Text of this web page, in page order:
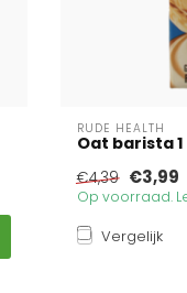
RUDE HEALTH
Oat barista
€4,39 €3,99
Op voorraad.
Vergelijk